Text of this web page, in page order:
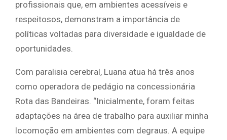
profissionais que, em ambientes acessíveis e
respeitosos, demonstram a importância de
políticas voltadas para diversidade e igualdade de
oportunidades.
Com paralisia cerebral, Luana atua há três anos
como operadora de pedágio na concessionária
Rota das Bandeiras. “Inicialmente, foram feitas
adaptações na área de trabalho para auxiliar minha
locomoção em ambientes com degraus. A equipe